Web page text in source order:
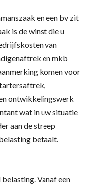
en een bv zit
is de winst die u
van
en mkb
komen voor
ontwikkelingswerk
wat in uw situatie
aan de streep
betaalt.
Vanaf een